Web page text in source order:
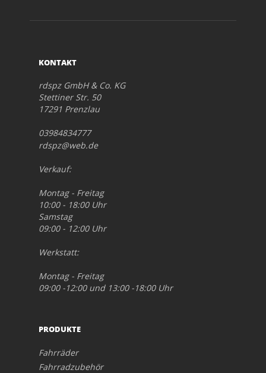
KONTAKT
rdspz GmbH & Co. KG
Stettiner Str. 50
17291 Prenzlau
03984834777
rdspz@web.de
Verkauf:
Montag - Freitag
10:00 - 18:00 Uhr
Samstag
09:00 - 12:00 Uhr
Werkstatt:
Montag - Freitag
09:00 -12:00 und 13:00 -18:00 Uhr
PRODUKTE
Fahrräder
Fahrradzubehör